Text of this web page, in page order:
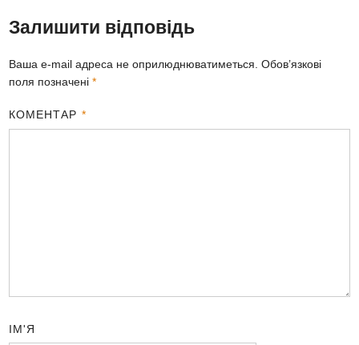
Залишити відповідь
Ваша e-mail адреса не оприлюднюватиметься. Обов’язкові
поля позначені*
КОМЕНТАР *
ІМ'Я